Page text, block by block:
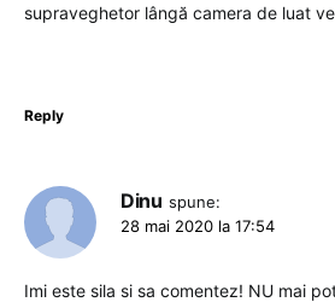
supraveghetor lângă camera de luat
Reply
Dinu spune:
28 mai 2020 la 17:54
Imi este sila si sa comentez! NU mai